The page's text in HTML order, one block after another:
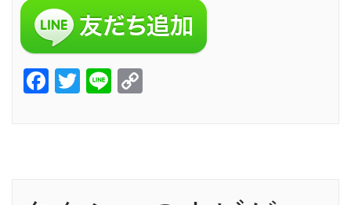
Facebook
Twitter
Line